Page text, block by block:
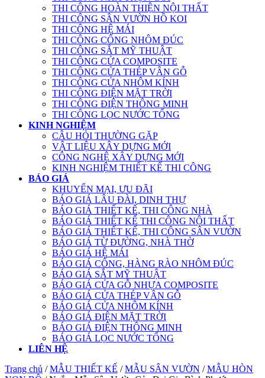
THI CÔNG HOÀN THIỆN NỘI THẤT
THI CÔNG SÂN VƯỜN HỒ KOI
THI CÔNG HỆ MÁI
THI CÔNG CỔNG NHÔM ĐÚC
THI CÔNG SẮT MỸ THUẬT
THI CÔNG CỬA COMPOSITE
THI CÔNG CỬA THÉP VÂN GỖ
THI CÔNG CỬA NHÔM KÍNH
THI CÔNG ĐIỆN MẶT TRỜI
THI CÔNG ĐIỆN THÔNG MINH
THI CÔNG LỌC NƯỚC TỔNG
KINH NGHIỆM
CÂU HỎI THƯỜNG GẶP
VẬT LIỆU XÂY DỰNG MỚI
CÔNG NGHỆ XÂY DỰNG MỚI
KINH NGHIỆM THIẾT KẾ THI CÔNG
BÁO GIÁ
KHUYẾN MẠI, ƯU ĐÃI
BÁO GIÁ LÂU ĐÀI, DINH THỰ
BÁO GIÁ THIẾT KẾ, THI CÔNG NHÀ
BÁO GIÁ THIẾT KẾ THI CÔNG NỘI THẤT
BÁO GIÁ THIẾT KẾ, THI CÔNG SÂN VƯỜN
BÁO GIÁ TỪ ĐƯỜNG, NHÀ THỜ
BÁO GIÁ HỆ MÁI
BÁO GIÁ CỔNG, HÀNG RÀO NHÔM ĐÚC
BÁO GIÁ SẮT MỸ THUẬT
BÁO GIÁ CỬA GỖ NHỰA COMPOSITE
BÁO GIÁ CỬA THÉP VÂN GỖ
BÁO GIÁ CỬA NHÔM KÍNH
BÁO GIÁ ĐIỆN MẶT TRỜI
BÁO GIÁ ĐIỆN THÔNG MINH
BÁO GIÁ LỌC NƯỚC TỔNG
LIÊN HỆ
Trang chủ /MẪU THIẾT KẾ /MẪU SÂN VƯỜN /MẪU HÒN